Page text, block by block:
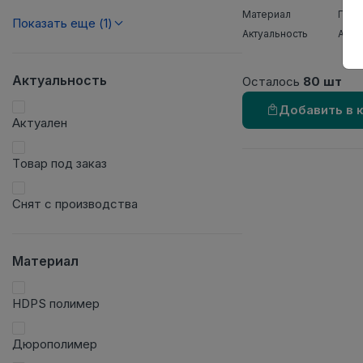
Показать еще (1)
Актуальность
Актуален
Товар под заказ
Снят с производства
Материал
HDPS полимер
Дюрополимер
Материал
ПВХ
Актуальность
Осталось 80 шт
Добавить в